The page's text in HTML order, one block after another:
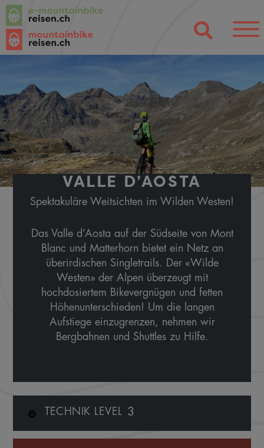
VALLE D’AOSTA
Spektakuläre Weitsichten im Wilden Westen!
Das Valle d’Aosta auf der Südseite von Mont
Blanc und Matterhorn bietet ein Netz an
überirdischen Singletrails. Der «Wilde
Westen» der Alpen überzeugt mit
hochdosiertem Bikevergnügen und fetten
Höhenunterschieden! Um die langen
Aufstiege einzugrenzen, nehmen wir
Bergbahnen und Shuttles zu Hilfe.
TECHNIK LEVEL 3